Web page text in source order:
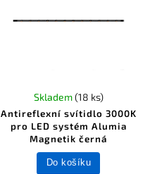
Antireflexní svítidlo 3000K
pro LED systém Alumia
Magnetik černá
Skladem(18 ks)
Do košíku